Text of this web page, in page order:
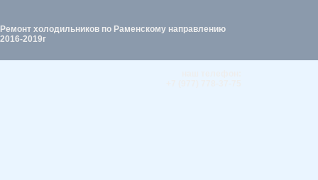
Ремонт холодильников по Раменскому направлению
2016-2019г